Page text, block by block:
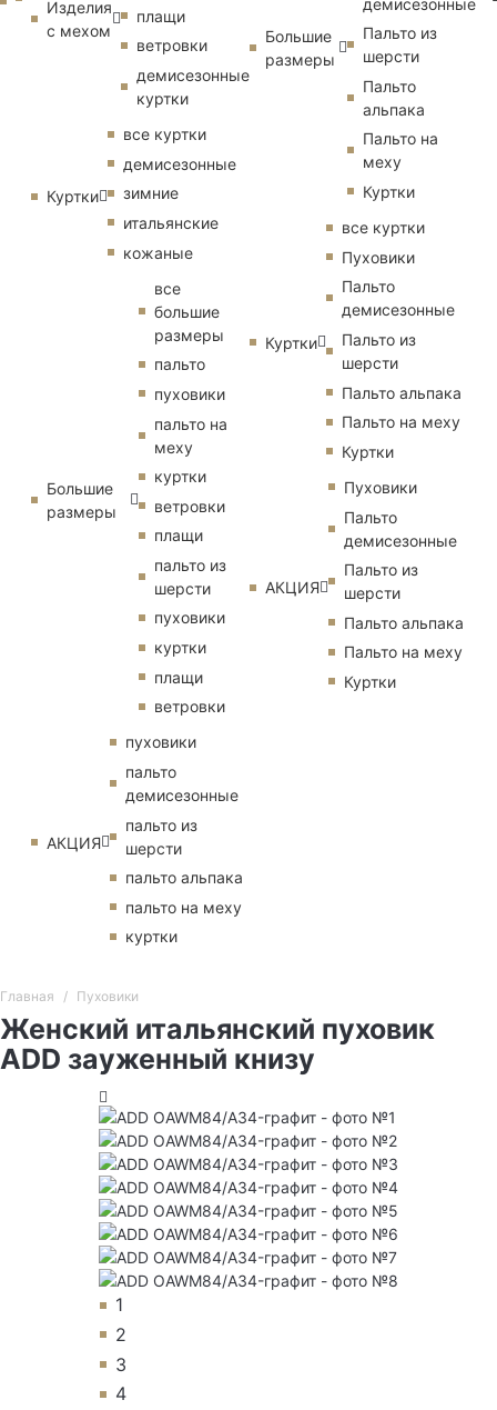
Изделия
с мехом
плащи
ветровки
демисезонные
куртки
Куртки
все куртки
демисезонные
зимние
итальянские
кожаные
Большие
размеры
все
большие
размеры
пальто
пуховики
пальто на
меху
куртки
ветровки
плащи
пальто из
шерсти
пуховики
куртки
плащи
ветровки
АКЦИЯ
пуховики
пальто
демисезонные
пальто из
шерсти
пальто альпака
пальто на меху
куртки
Большие
размеры
Пальто из
шерсти
Пальто
альпака
Пальто на
меху
Куртки
Куртки
все куртки
Пуховики
Пальто
демисезонные
Пальто из
шерсти
Пальто альпака
Пальто на меху
Куртки
АКЦИЯ
Пуховики
Пальто
демисезонные
Пальто из
шерсти
Пальто альпака
Пальто на меху
Куртки
Главная Пуховики
Женский итальянский пуховик
ADD зауженный книзу
1
2
3
4